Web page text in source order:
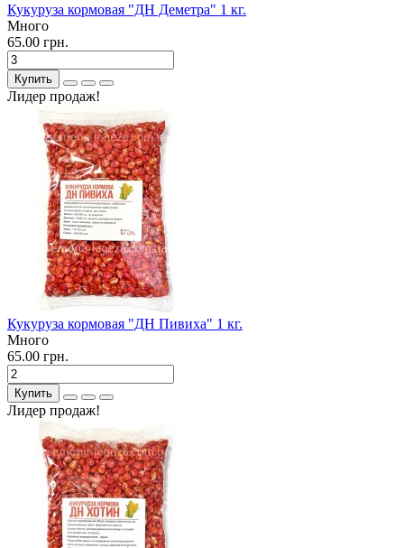
Кукуруза кормовая "ДН Деметра" 1 кг.
Много
65.00 грн.
Купить
Лидер продаж!
Кукуруза кормовая "ДН Пивиха" 1 кг.
Много
65.00 грн.
Купить
Лидер продаж!